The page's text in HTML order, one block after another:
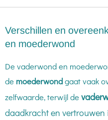
Verschillen en
en moederwond
De vaderwond en
de moederwondgaat vaak
zelfwaarde, terwijl de
daadkracht en